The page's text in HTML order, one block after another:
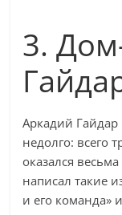
3.
Аркадий
недолго: всего
оказался
написал такие
и его команда»